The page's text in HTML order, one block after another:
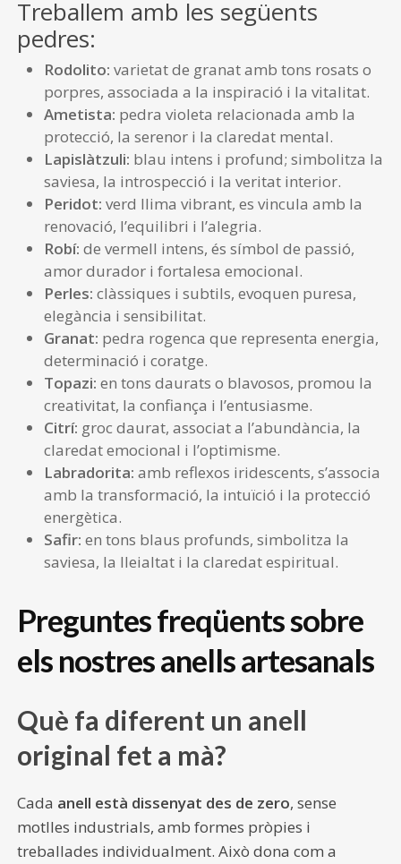
Treballem amb les següents
pedres:
Rodolito: varietat de granat amb tons rosats o
porpres, associada a la inspiració i la vitalitat.
Ametista: pedra violeta relacionada amb la
protecció, la serenor i la claredat mental.
Lapislàtzuli: blau intens i profund; simbolitza la
saviesa, la introspecció i la veritat interior.
Peridot: verd llima vibrant, es vincula amb la
renovació, l’equilibri i l’alegria.
Robí: de vermell intens, és símbol de passió,
amor durador i fortalesa emocional.
Perles: clàssiques i subtils, evoquen puresa,
elegància i sensibilitat.
Granat: pedra rogenca que representa energia,
determinació i coratge.
Topazi: en tons daurats o blavosos, promou la
creativitat, la confiança i l’entusiasme.
Citrí: groc daurat, associat a l’abundància, la
claredat emocional i l’optimisme.
Labradorita: amb reflexos iridescents, s’associa
amb la transformació, la intuïció i la protecció
energètica.
Safir: en tons blaus profunds, simbolitza la
saviesa, la lleialtat i la claredat espiritual.
Preguntes freqüents sobre
els nostres anells artesanals
Què fa diferent un anell
original fet a mà?
Cada anell està dissenyat des de zero, sense
motlles industrials, amb formes pròpies i
treballades individualment. Això dona com a